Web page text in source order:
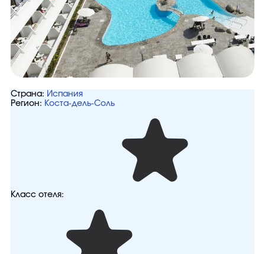
Страна: Испания
Регион: Коста-дель-Соль
Класс отеля: